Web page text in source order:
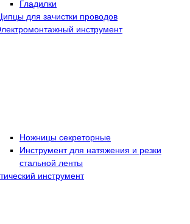
Гладилки
для зачистки проводов
инструмент
Ножницы секреторные
Инструмент для натяжения и резки
стальной ленты
инструмент